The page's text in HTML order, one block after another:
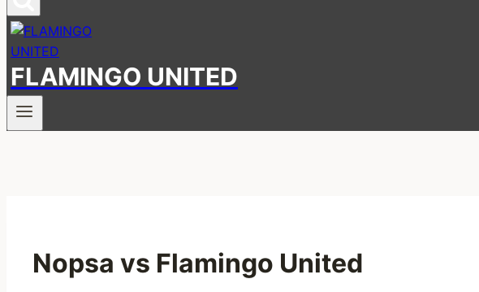
FLAMINGO UNITED
Nopsa vs Flamingo United